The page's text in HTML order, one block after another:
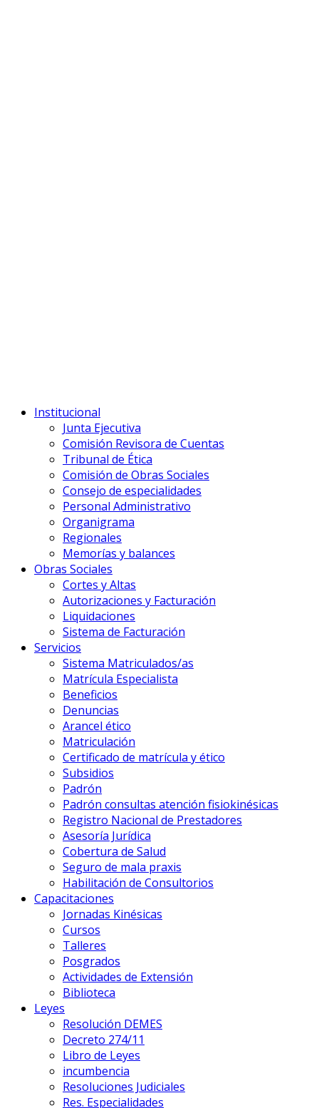
Institucional
Junta Ejecutiva
Comisión Revisora de Cuentas
Tribunal de Ética
Comisión de Obras Sociales
Consejo de especialidades
Personal Administrativo
Organigrama
Regionales
Memorías y balances
Obras Sociales
Cortes y Altas
Autorizaciones y Facturación
Liquidaciones
Sistema de Facturación
Servicios
Sistema Matriculados/as
Matrícula Especialista
Beneficios
Denuncias
Arancel ético
Matriculación
Certificado de matrícula y ético
Subsidios
Padrón
Padrón consultas atención fisiokinésicas
Registro Nacional de Prestadores
Asesoría Jurídica
Cobertura de Salud
Seguro de mala praxis
Habilitación de Consultorios
Capacitaciones
Jornadas Kinésicas
Cursos
Talleres
Posgrados
Actividades de Extensión
Biblioteca
Leyes
Resolución DEMES
Decreto 274/11
Libro de Leyes
incumbencia
Resoluciones Judiciales
Res. Especialidades